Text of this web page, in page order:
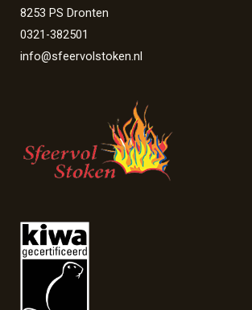
8253 PS Dronten
0321-382501
info@sfeervolstoken.nl